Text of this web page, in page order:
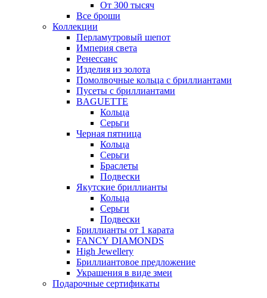
От 300 тысяч
Все броши
Коллекции
Перламутровый шепот
Империя света
Ренессанс
Изделия из золота
Помолвочные кольца с бриллиантами
Пусеты с бриллиантами
BAGUETTE
Кольца
Серьги
Черная пятница
Кольца
Серьги
Браслеты
Подвески
Якутские бриллианты
Кольца
Серьги
Подвески
Бриллианты от 1 карата
FANCY DIAMONDS
High Jewellery
Бриллиантовое предложение
Украшения в виде змеи
Подарочные сертификаты